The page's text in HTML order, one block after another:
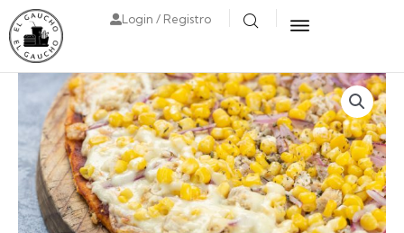
Login / Registro